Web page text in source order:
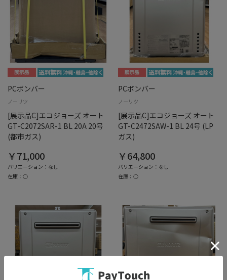
PCボンバー
ノーリツ
[展示品C]エコジョーズ オート
GT-C2072SAR-1 BL 20A 20号
(都市ガス)
￥71,000
バリエーション：なし
在庫：○
PCボンバー
ノーリツ
[展示品C]エコジョーズ オート
GT-C2472SAW-1 BL 24号 (LP
ガス)
￥64,800
バリエーション：なし
在庫：○